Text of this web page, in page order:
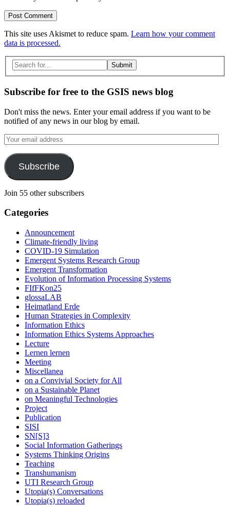
This site uses Akismet to reduce spam. Learn how your comment
data is processed.
Search
for:
Subscribe for free to the GSIS news blog
Don't miss the news. Enter your email address if you want to be
notified of any news in our blog by email.
Your
email
address
Subscribe
Join 55 other subscribers
Categories
Announcement
Climate-friendly living
COVID-19 Simulation
Emergent Systems Research Group
Emergent Transformation
Evolution of Information Processing Systems
FIfFKon25
glossaLAB
Heimatland Erde
Human Strategies in Complexity
Information Ethics
Information Ethics Systems Approaches
Lecture
Lernen lernen
Meeting
Miscellanea
on a Convivial Society for All
on a Sustainable Planet
on Meaningful Technologies
Project
Publication
SISI
SN[S]3
Social Information Gatherings
Systems Thinking Origins
Teaching
Transhumanism
UTI Research Group
Utopia(s) Conversations
Utopia(s) reloaded